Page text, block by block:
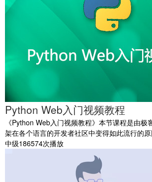
Python Web入门视频教程
《Python Web入门视频教程》本节课程是由
架在各个语言的开发者社区中变得如此流行的
中级186574次播放